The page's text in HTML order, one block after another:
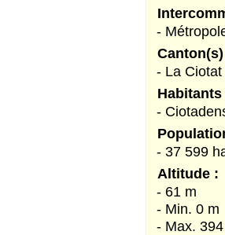
-
- La
Habitants
-
- 37 599
Altitude :
- 61 m
- Min. 0 m
- Max.